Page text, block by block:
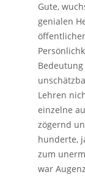
Gute,
genialen
Lehren
einzelne
zögernd
hunderte,
zum
war